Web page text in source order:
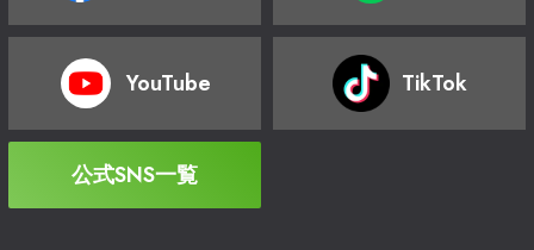
YouTube TikTok
公式SNS一覧